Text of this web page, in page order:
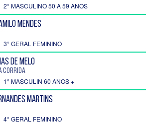
2° MASCULINO 50 A 59 ANOS
MENDES
3° GERAL FEMININO
DE MELO
Corrida
1° MASCULIN 60 ANOS +
MARTINS
4° GERAL FEMININO